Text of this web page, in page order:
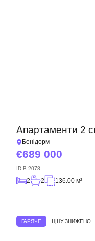
Апартаменти 2
Бенідорм
689 000
ID B-2078
2 2 136.00 м²
ГАРЯЧЕ ЦІНУ ЗНИЖЕНО